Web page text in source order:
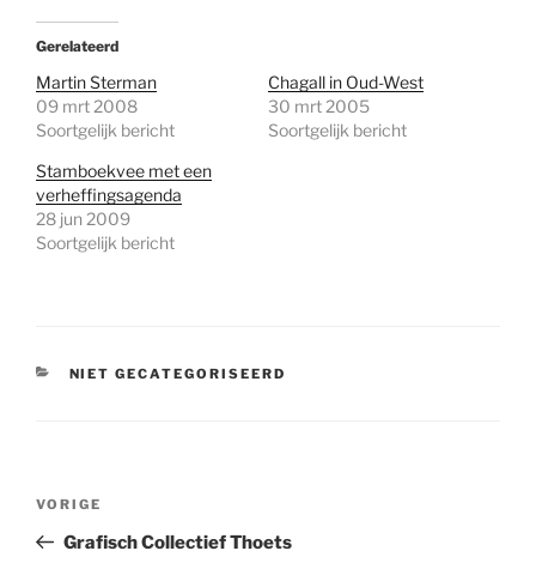
Gerelateerd
Martin Sterman
09 mrt 2008
Soortgelijk bericht
Chagall in Oud-West
30 mrt 2005
Soortgelijk bericht
Stamboekvee met een
verheffingsagenda
28 jun 2009
Soortgelijk bericht
CATEGORIEËN
NIET GECATEGORISEERD
Vorig
bericht
VORIGE
Grafisch Collectief Thoets